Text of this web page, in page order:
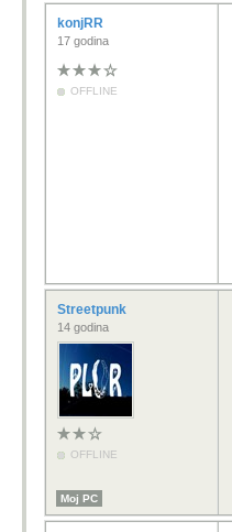
konjRR
17 godina
OFFLINE
Streetpunk
14 godina
OFFLINE
Moj PC